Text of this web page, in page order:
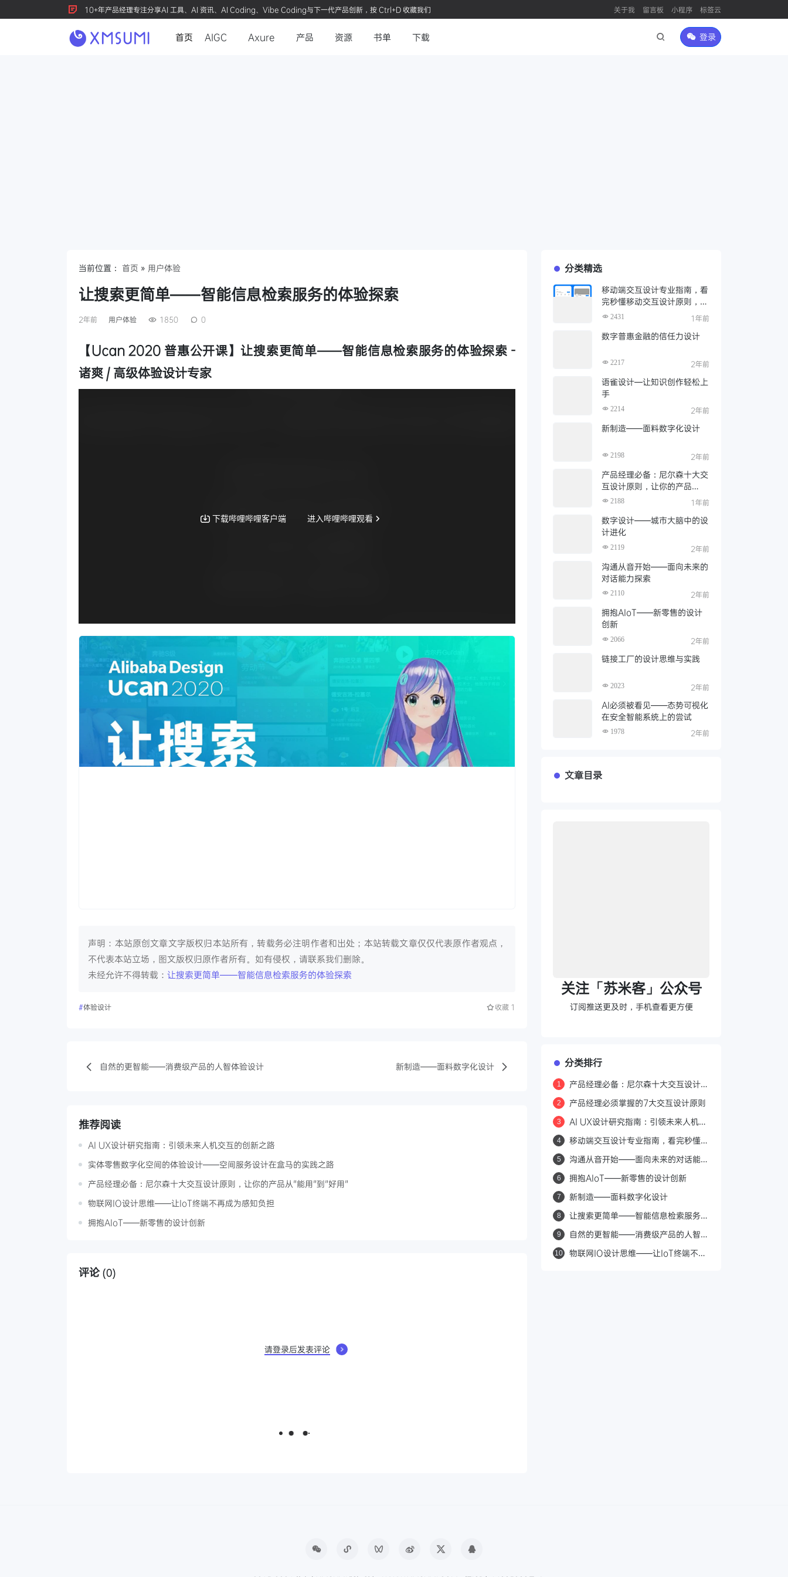
10+年产品经理专注分享AI 工具、AI 资讯、AI Coding、Vibe Coding与下一代产品创新，按 Ctrl+D 收藏我们 关于我 留言板 小程序 标签云
首页 AIGC Axure 产品 资源 书单 下载 登录
当前位置： 首页 » 用户体验
让搜索更简单——智能信息检索服务的体验探索
2年前 用户体验 1850 0
【Ucan 2020 普惠公开课】让搜索更简单——智能信息检索服务的体验探索 -
诸爽 / 高级体验设计专家
声明：本站原创文章文字版权归本站所有，转载务必注明作者和出处；本站转载文章仅仅代表原作者观点，
不代表本站立场，图文版权归原作者所有。如有侵权，请联系我们删除。
未经允许不得转载： 让搜索更简单——智能信息检索服务的体验探索
#体验设计 收藏 1
自然的更智能——消费级产品的人智体验设计 新制造——面料数字化设计
推荐阅读
AI UX设计研究指南：引领未来人机交互的创新之路
实体零售数字化空间的体验设计——空间服务设计在盒马的实践之路
产品经理必备：尼尔森十大交互设计原则，让你的产品从"能用"到"好用"
物联网IO设计思维——让IoT终端不再成为感知负担
拥抱AIoT——新零售的设计创新
评论 (0)
请登录后发表评论
分类精选
移动端交互设计专业指南，看
完秒懂移动交互设计原则，建
议收藏
2431 1年前
数字普惠金融的信任力设计
2217 2年前
语雀设计—让知识创作轻松上
手
2214 2年前
新制造——面料数字化设计
2198 2年前
产品经理必备：尼尔森十大交
互设计原则，让你的产品
从"能用"到"好用"
2188 1年前
数字设计——城市大脑中的设
计进化
2119 2年前
沟通从音开始——面向未来的
对话能力探索
2110 2年前
拥抱AIoT——新零售的设计
创新
2066 2年前
链接工厂的设计思维与实践
2023 2年前
AI必须被看见——态势可视化
在安全智能系统上的尝试
1978 2年前
文章目录
关注「苏米客」公众号
订阅推送更及时，手机查看更方便
分类排行
1
产品经理必备：尼尔森十大交互设计原
2 产品经理必须掌握的7大交互设计原则
3
AI UX设计研究指南：引领未来人机交
4
移动端交互设计专业指南，看完秒懂移
5
沟通从音开始——面向未来的对话能力
6 拥抱AIoT——新零售的设计创新
7 新制造——面料数字化设计
8
让搜索更简单——智能信息检索服务的
9
自然的更智能——消费级产品的人智体
10
物联网IO设计思维——让IoT终端不再